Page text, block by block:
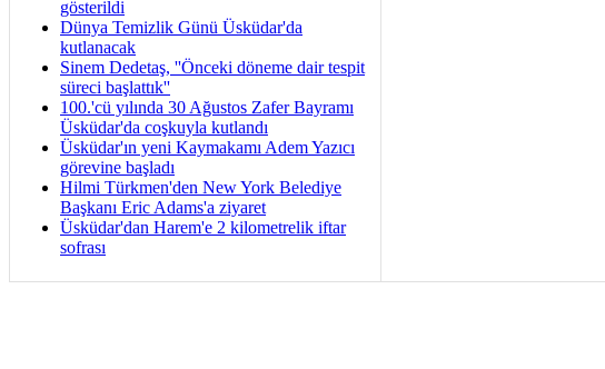
gösterildi
Dünya Temizlik Günü Üsküdar'da
kutlanacak
Sinem Dedetaş, ''Önceki döneme dair tespit
süreci başlattık''
100.'cü yılında 30 Ağustos Zafer Bayramı
Üsküdar'da coşkuyla kutlandı
Üsküdar'ın yeni Kaymakamı Adem Yazıcı
görevine başladı
Hilmi Türkmen'den New York Belediye
Başkanı Eric Adams'a ziyaret
Üsküdar'dan Harem'e 2 kilometrelik iftar
sofrası